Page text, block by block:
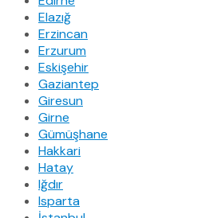
Elazığ
Erzincan
Erzurum
Eskişehir
Gaziantep
Giresun
Girne
Gümüşhane
Hakkari
Hatay
Iğdır
Isparta